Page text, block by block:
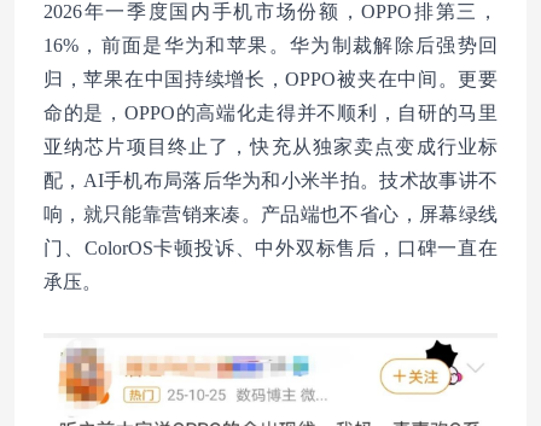
2026年一季度国内手机市场份额，OPPO排第三，
16%，前面是华为和苹果。华为制裁解除后强势回
归，苹果在中国持续增长，OPPO被夹在中间。更要
命的是，OPPO的高端化走得并不顺利，自研的马里
亚纳芯片项目终止了，快充从独家卖点变成行业标
配，AI手机布局落后华为和小米半拍。技术故事讲不
响，就只能靠营销来凑。产品端也不省心，屏幕绿线
门、ColorOS卡顿投诉、中外双标售后，口碑一直在
承压。